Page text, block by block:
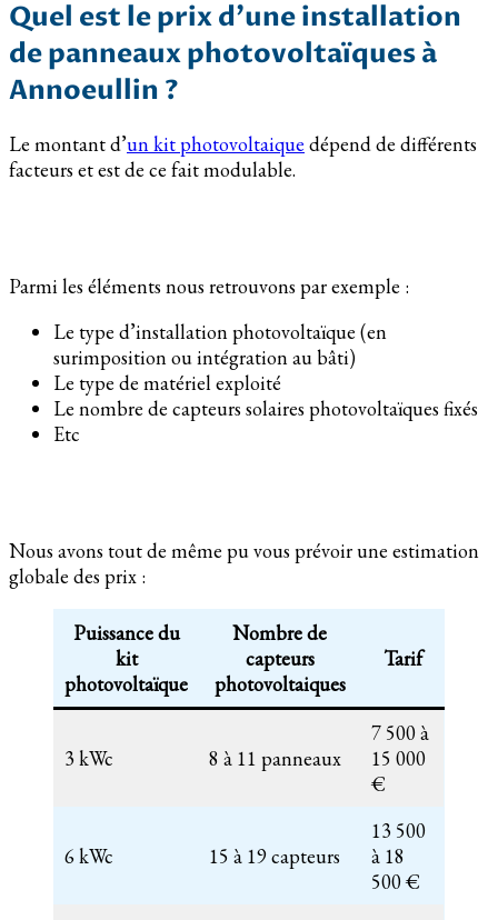
Quel est le prix d’une installation
de panneaux photovoltaïques à
Annoeullin ?
Le montant d’un kit photovoltaique dépend de différents
facteurs et est de ce fait modulable.
Parmi les éléments nous retrouvons par exemple :
Le type d’installation photovoltaïque (en
surimposition ou intégration au bâti)
Le type de matériel exploité
Le nombre de capteurs solaires photovoltaïques fixés
Etc
Nous avons tout de même pu vous prévoir une estimation
globale des prix :
Puissance du
kit
photovoltaïque
Nombre de
capteurs
photovoltaiques
Tarif
3 kWc 8 à 11 panneaux
7 500 à
15 000
€
6 kWc 15 à 19 capteurs
13 500
à 18
500 €